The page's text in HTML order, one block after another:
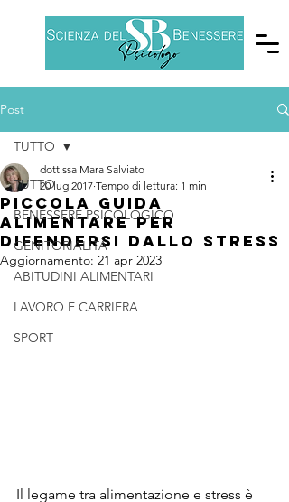
Post
TUTTO
BENESSERE PSICOLOGICO
GENITORIALITÀ
ABITUDINI ALIMENTARI
LAVORO E CARRIERA
SPORT
TUTTO
Piccola guida
alimentare per
difendersi dallo stress
dott.ssa Mara Salviato
20 lug 2017 Tempo di lettura: 1 min
Aggiornamento: 21 apr 2023
Il legame tra alimentazione e stress è